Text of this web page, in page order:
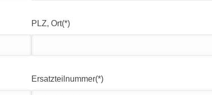
PLZ, Ort(*)
Ersatzteilnummer(*)